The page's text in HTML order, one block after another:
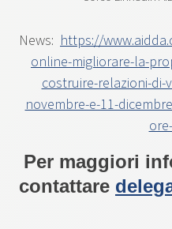
News: https://
online-migliorare-la-
costruire-relazioni-
novembre-e-11-
Per maggiori
contattare